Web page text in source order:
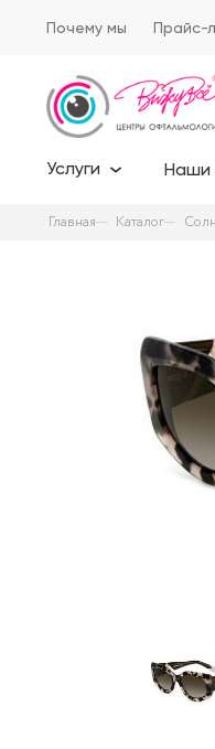
Почему мы Прайс-
Услуги Наши
Главная Каталог